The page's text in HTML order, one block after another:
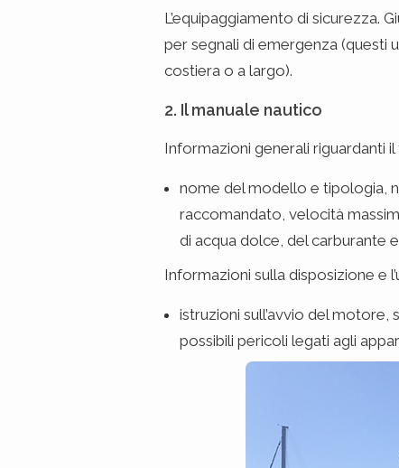
L’equipaggiamento di sicurezza.
per segnali di emergenza (questi
costiera o a largo).
2. Il manuale nautico
Informazioni generali riguardanti
nome del modello e tipologia,
raccomandato, velocità
di acqua dolce, del carburante e
Informazioni sulla disposizione e
istruzioni sull’avvio del motore,
possibili pericoli legati agli